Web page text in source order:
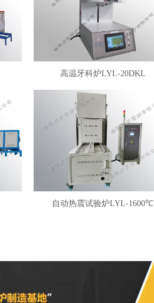
高温牙科炉LYL-20DKL
自动热震试验炉LYL-1600℃